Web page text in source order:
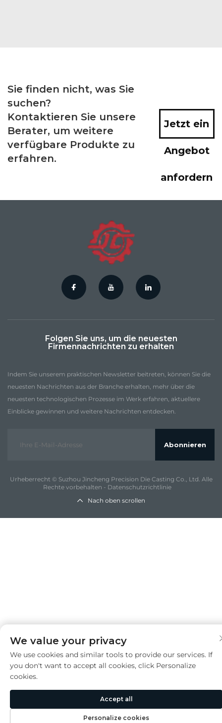
Sie finden nicht, was Sie
suchen?
Kontaktieren Sie unsere
Berater, um weitere
verfügbare Produkte zu
erfahren.
Jetzt ein
Angebot
anfordern
Folgen Sie uns, um die neuesten
Firmennachrichten zu erhalten
Indem Sie unserem praktischen Newsletter beitreten, können Sie die
neuesten Nachrichten aus der Branche erhalten, mehr über die
neuesten technologischen Prozesse im Werk erfahren, aktuellere
Einblicke gewinnen und weitere Nachrichten entdecken.
Abonnieren
Urheberrecht © Suzhou Jincheng Precision Die Casting Co., Ltd. Alle
Rechte vorbehalten - Datenschutzrichtlinie
Nach oben scrollen
We value your privacy
We use cookies and similar tools to provide our services. If
you don't want to accept all cookies, click Personalize
cookies.
Personalize cookies
Accept all